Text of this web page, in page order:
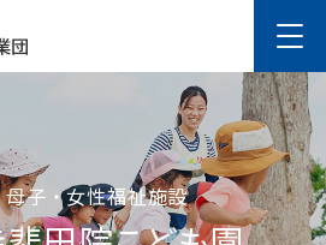
母子・女性福祉施設